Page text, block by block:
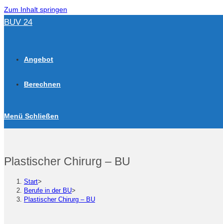
Zum Inhalt springen
BUV 24
Angebot
Berechnen
Menü Schließen
Plastischer Chirurg – BU
Start>
Berufe in der BU>
Plastischer Chirurg – BU